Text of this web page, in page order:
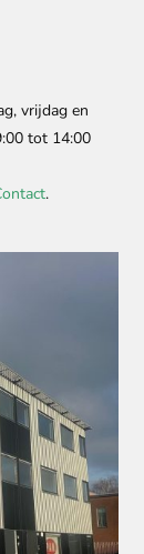
vrijdag en
tot 14:00
.